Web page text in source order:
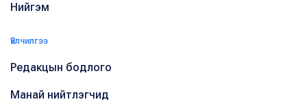
Нийгэм
Үйлчилгээ
Редакцын бодлого
Манай нийтлэгчид